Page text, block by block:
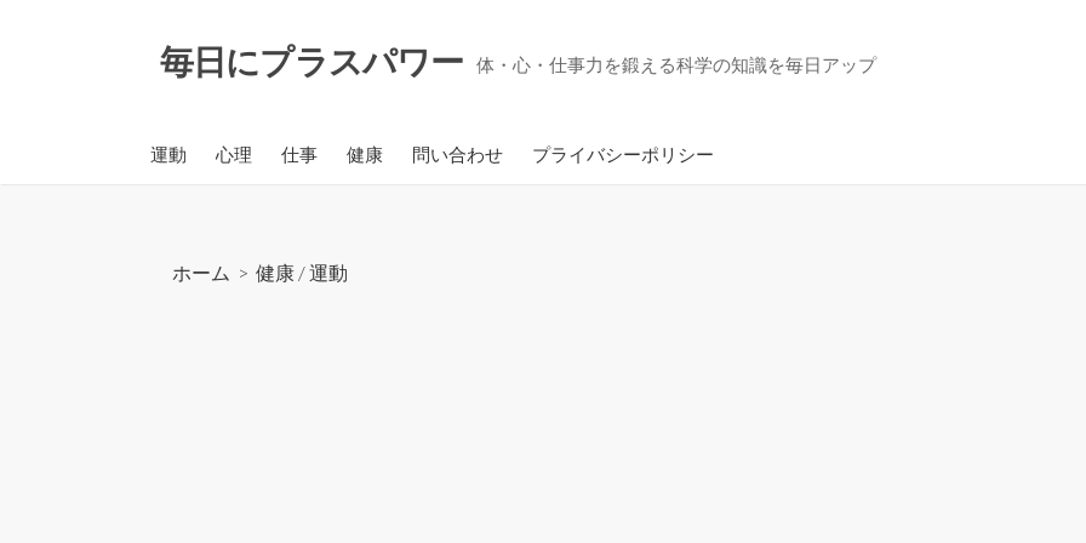
毎日にプラスパワー 体・心・仕事力を鍛える科学の知識を毎日アップ
運動 心理 仕事 健康 問い合わせ プライバシーポリシー
ホーム > 健康 /運動